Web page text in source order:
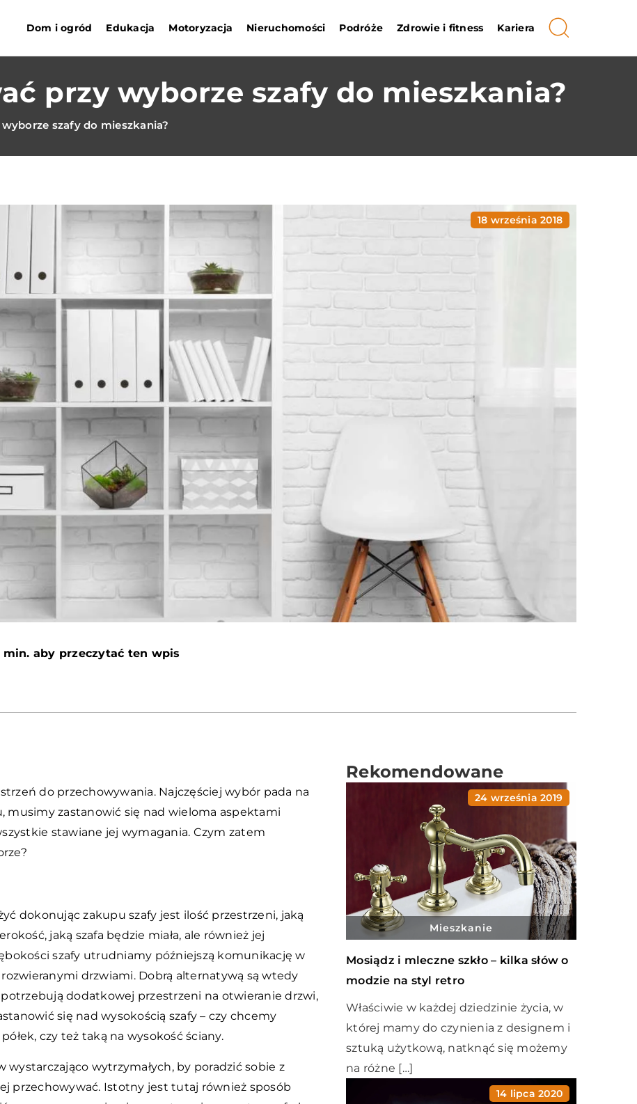
Dom i ogród Edukacja Motoryzacja Nieruchomości Podróże Zdrowie i fitness Kariera
przy wyborze szafy do mieszkania?
szafy do mieszkania?
18 września 2018
min. aby przeczytać ten wpis
do przechowywania. Najczęściej wybór pada na
musimy zastanowić się nad wieloma aspektami
stawiane jej wymagania. Czym zatem
dokonując zakupu szafy jest ilość przestrzeni, jaką
jaką szafa będzie miała, ale również jej
szafy utrudniamy późniejszą komunikację w
rozwieranymi drzwiami. Dobrą alternatywą są wtedy
dodatkowej przestrzeni na otwieranie drzwi,
się nad wysokością szafy – czy chcemy
czy też taką na wysokość ściany.
wystarczająco wytrzymałych, by poradzić sobie z
przechowywać. Istotny jest tutaj również sposób
Rekomendowane
24 września 2019
Mieszkanie
Mosiądz i mleczne szkło – kilka słów o
modzie na styl retro
Właściwie w każdej dziedzinie życia, w
której mamy do czynienia z designem i
sztuką użytkową, natknąć się możemy
na różne […]
14 lipca 2020